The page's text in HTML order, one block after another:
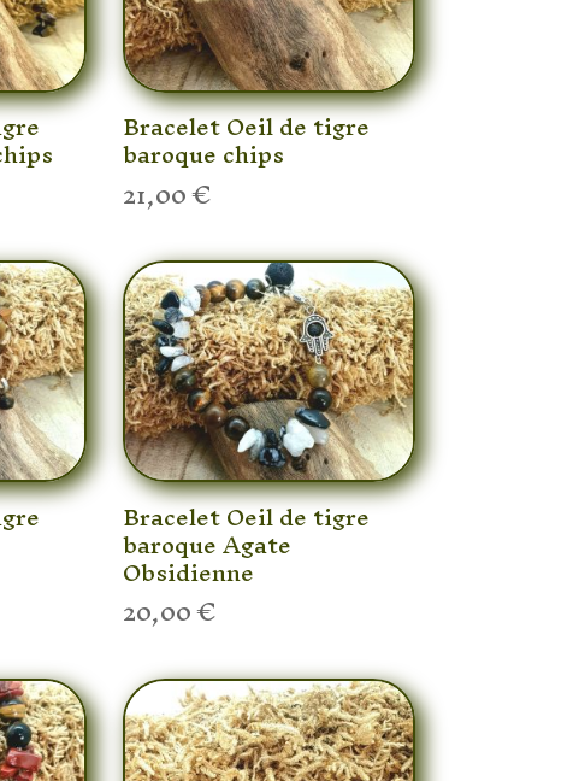
Bracelet Oeil de tigre
baroque chips
21,00€
Bracelet Oeil de tigre
baroque Agate
Obsidienne
20,00€